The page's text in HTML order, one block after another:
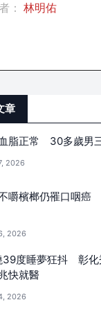
： 林明佑
章
脂正常 30多歲男
2026
嚼檳榔仍罹口咽癌
2026
39度睡夢狂抖 彰化
快就醫
2026